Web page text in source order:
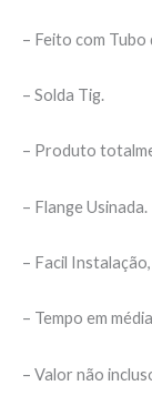
– Feito com Tubo
– Solda Tig.
– Produto
– Flange Usinada.
– Facil
– Tempo em
– Valor não